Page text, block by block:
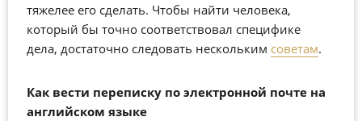
тяжелее его сделать. Чтобы найти человека,
который бы точно соответствовал специфике
дела, достаточно следовать нескольким советам.
Как вести переписку по электронной почте на
английском языке